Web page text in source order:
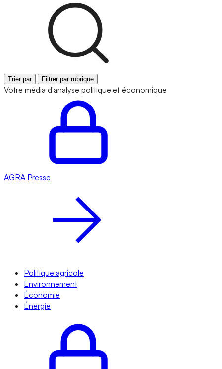
Trier par Filtrer par rubrique
Votre média d'analyse politique et économique
AGRA Presse
Politique agricole
Environnement
Économie
Énergie